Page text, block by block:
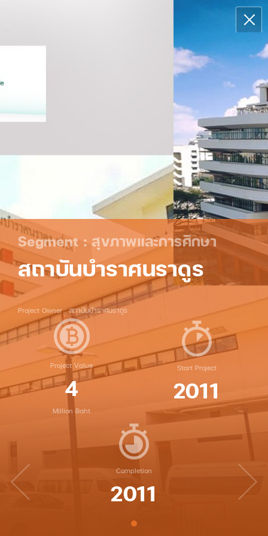
Segment : สุขภาพและการศึกษา
สถาบันบำราศนราดูร
Project Owner : สถาบันบำราศนราดูร
Project Value
4
Million Baht
Start Project
2011
Completion
2011